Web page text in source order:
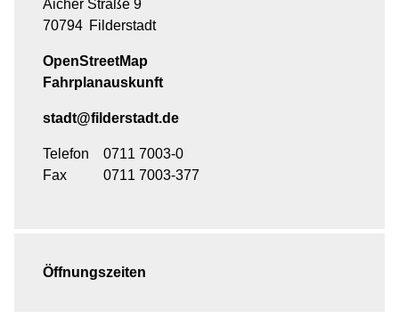
Aicher Straße 9
70794 Filderstadt
OpenStreetMap
Fahrplanauskunft
stadt@filderstadt.de
Telefon
0711 7003-0
Fax
0711 7003-377
Öffnungszeiten